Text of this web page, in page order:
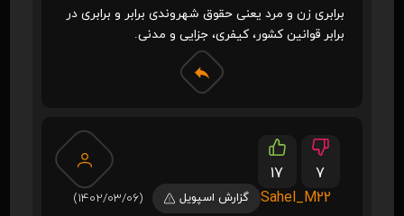
برابری زن و مرد یعنی حقوق شهروندی برابر و برابری در
برابر قوانین کشور، کیفری، جزایی و مدنی.
17
7
Sahel_M22
گزارش اسپویل (1402/03/06)